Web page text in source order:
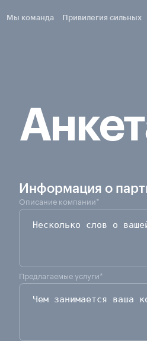
Мы команда Привилегия сильных
Информация о
Описание компании*
Предлагаемые услуги*